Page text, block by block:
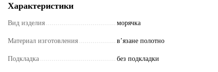
Характеристики
Вид изделия морячка
Материал изготовления в’язане полотно
Подкладка без подкладки